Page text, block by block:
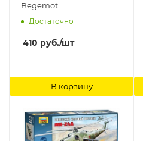
Begemot
Достаточно
410 руб./шт
В корзину